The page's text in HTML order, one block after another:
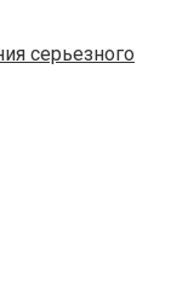
серьезного